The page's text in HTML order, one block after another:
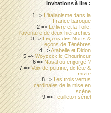
Invitations à lire :
1 => L'italianisme dans la
France baroque
2 => Le livre et la Toile,
l'aventure de deux hiérarchies
3 => Leçons des Morts &
Leçons de Ténèbres
4 =>Arabelle et Didon
5 =>Woyzeck le Chourineur
6 => Nasal ou engorgé ?
7 =>Voix de poitrine, de tête &
mixte
8 => Les trois vertus
cardinales de la mise en
scène
9 => Feuilleton sériel